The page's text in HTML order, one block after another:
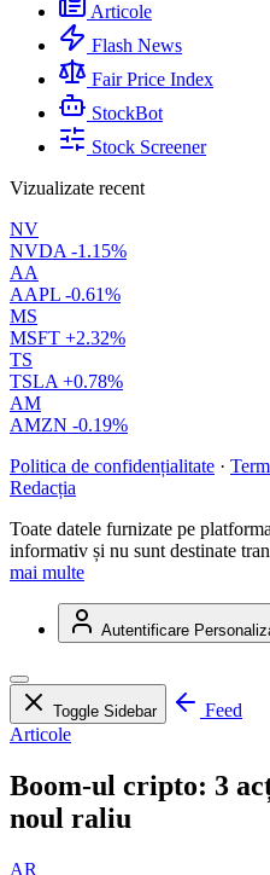
Articole
Flash News
Fair Price Index
StockBot
Stock Screener
Vizualizate recent
NV
NVDA -1.15%
AA
AAPL -0.61%
MS
MSFT +2.32%
TS
TSLA +0.78%
AM
AMZN -0.19%
Politica de confidențialitate ·
Redacția
Toate datele furnizate pe
informativ și nu sunt destinate
mai multe
Autentificare
Toggle Sidebar
Feed
Articole
Boom-ul cripto: 3
noul raliu
AR